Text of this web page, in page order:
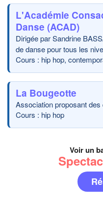
L'Académie
Danse (ACAD)
Dirigée par Sandrine
de danse pour tous les
Cours : hip hop,
La Bougeotte
Association proposant
Cours : hip hop
Voir un